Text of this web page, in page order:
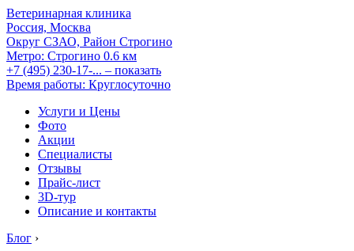
Ветеринарная клиника
Россия, Москва
Округ СЗАО, Район Строгино
Метро: Строгино 0.6 км
+7 (495) 230-17-... – показать
Время работы: Круглосуточно
Услуги и Цены
Фото
Акции
Специалисты
Отзывы
Прайс-лист
3D-тур
Описание и контакты
Блог ›